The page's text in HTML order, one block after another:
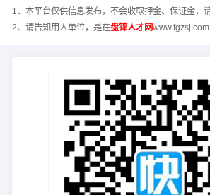
1、本平台仅供信息发布，不会收取押金、保证金，
2、请告知用人单位，是在盘锦人才网www.fgzsj.com